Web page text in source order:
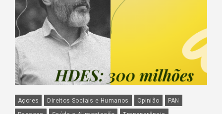
Açores Direitos Sociais e Humanos Opinião
PAN